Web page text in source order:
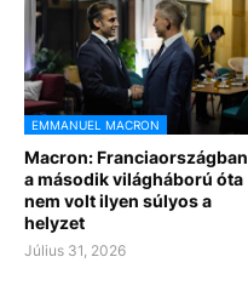
EMMANUEL MACRON
Macron: Franciaországban
a második világháború óta
nem volt ilyen súlyos a
helyzet
Július 31, 2026